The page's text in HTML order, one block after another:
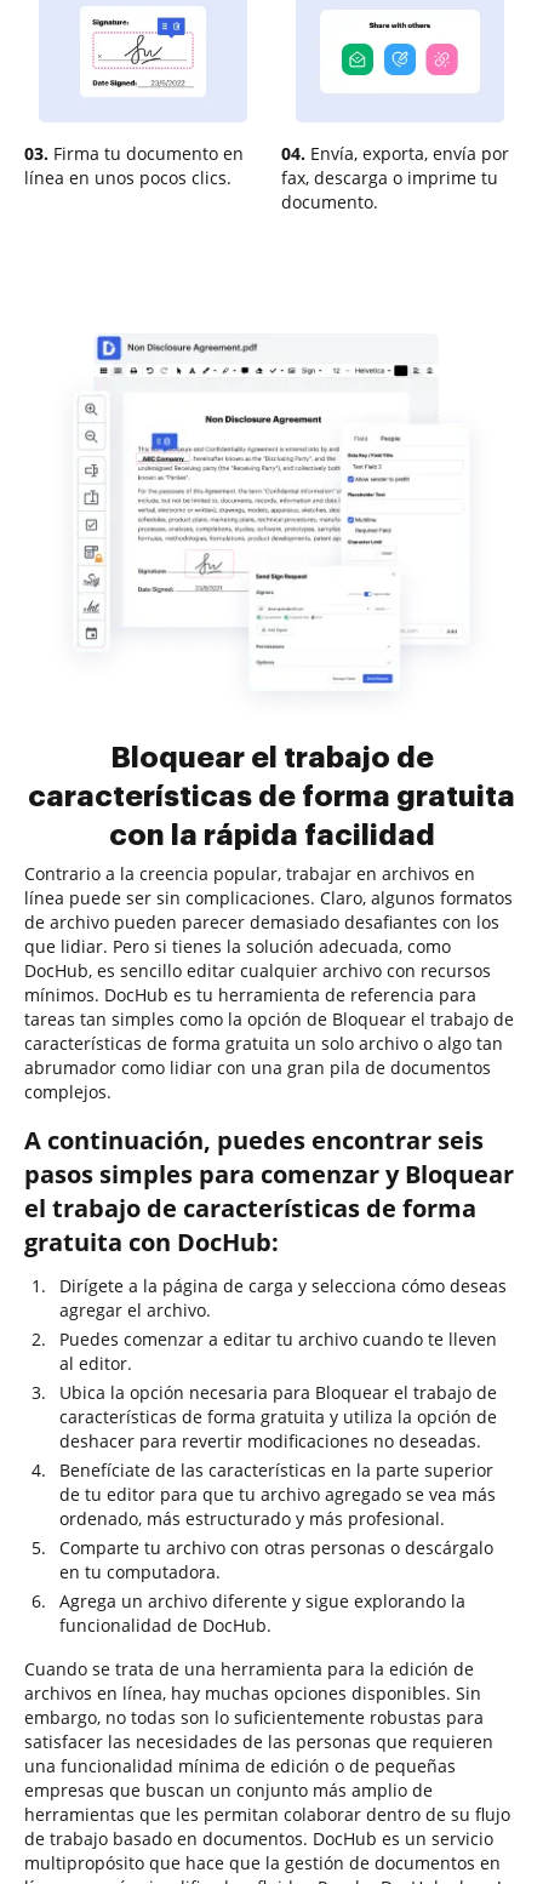
03. Firma tu documento en
línea en unos pocos clics.
04. Envía, exporta, envía por
fax, descarga o imprime tu
documento.
Bloquear el trabajo de
características de forma gratuita
con la rápida facilidad
Contrario a la creencia popular, trabajar en archivos en
línea puede ser sin complicaciones. Claro, algunos formatos
de archivo pueden parecer demasiado desafiantes con los
que lidiar. Pero si tienes la solución adecuada, como
DocHub, es sencillo editar cualquier archivo con recursos
mínimos. DocHub es tu herramienta de referencia para
tareas tan simples como la opción de Bloquear el trabajo de
características de forma gratuita un solo archivo o algo tan
abrumador como lidiar con una gran pila de documentos
complejos.
A continuación, puedes encontrar seis
pasos simples para comenzar y Bloquear
el trabajo de características de forma
gratuita con DocHub:
Dirígete a la página de carga y selecciona cómo deseas
agregar el archivo.
Puedes comenzar a editar tu archivo cuando te lleven
al editor.
Ubica la opción necesaria para Bloquear el trabajo de
características de forma gratuita y utiliza la opción de
deshacer para revertir modificaciones no deseadas.
Benefíciate de las características en la parte superior
de tu editor para que tu archivo agregado se vea más
ordenado, más estructurado y más profesional.
Comparte tu archivo con otras personas o descárgalo
en tu computadora.
Agrega un archivo diferente y sigue explorando la
funcionalidad de DocHub.
Cuando se trata de una herramienta para la edición de
archivos en línea, hay muchas opciones disponibles. Sin
embargo, no todas son lo suficientemente robustas para
satisfacer las necesidades de las personas que requieren
una funcionalidad mínima de edición o de pequeñas
empresas que buscan un conjunto más amplio de
herramientas que les permitan colaborar dentro de su flujo
de trabajo basado en documentos. DocHub es un servicio
multipropósito que hace que la gestión de documentos en